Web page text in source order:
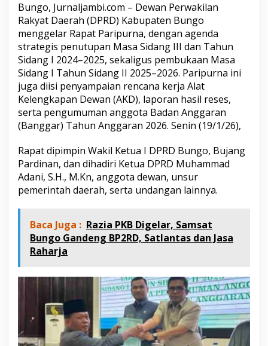
a
d
e
n
a
n
A
g
e
n
d
S
t
r
a
t
i
s
u
n
A
n
g
g
Bungo, Jurnaljambi.com – Dewan Perwakilan
Rakyat Daerah (DPRD) Kabupaten Bungo
menggelar Rapat Paripurna, dengan agenda
strategis penutupan Masa Sidang III dan Tahun
Sidang I 2024–2025, sekaligus pembukaan Masa
Sidang I Tahun Sidang II 2025–2026. Paripurna ini
juga diisi penyampaian rencana kerja Alat
Kelengkapan Dewan (AKD), laporan hasil reses,
serta pengumuman anggota Badan Anggaran
(Banggar) Tahun Anggaran 2026. Senin (19/1/26),
Rapat dipimpin Wakil Ketua I DPRD Bungo, Bujang
Pardinan, dan dihadiri Ketua DPRD Muhammad
Adani, S.H., M.Kn, anggota dewan, unsur
pemerintah daerah, serta undangan lainnya.
Baca Juga : Razia PKB Digelar, Samsat
Bungo Gandeng BP2RD, Satlantas dan Jasa
Raharja